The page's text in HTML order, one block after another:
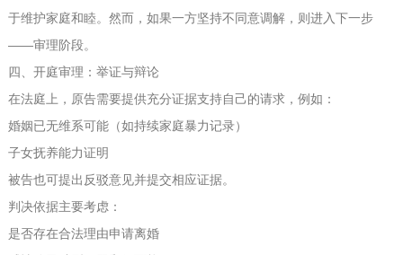
于维护家庭和睦。然而，如果一方坚持不同意调解，则进入下一步
——审理阶段。
四、开庭审理：举证与辩论
在法庭上，原告需要提供充分证据支持自己的请求，例如：
婚姻已无维系可能（如持续家庭暴力记录）
子女抚养能力证明
被告也可提出反驳意见并提交相应证据。
判决依据主要考虑：
是否存在合法理由申请离婚